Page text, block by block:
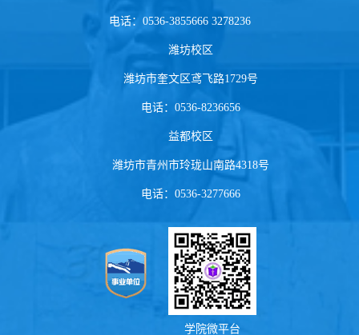
电话：0536-3855666 3278236
潍坊校区
潍坊市奎文区鸢飞路1729号
电话：0536-8236656
益都校区
潍坊市青州市玲珑山南路4318号
电话：0536-3277666
学院微平台